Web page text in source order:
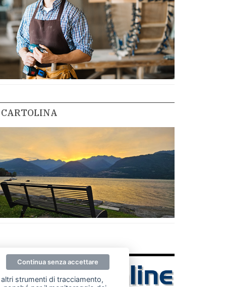
CARTOLINA
strumenti di tracciamento,
Continua senza accettare